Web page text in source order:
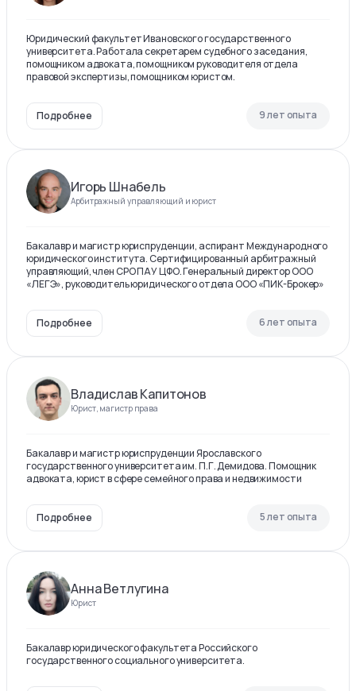
Юридический факультет Ивановского государственного
университета. Работала секретарем судебного заседания,
помощником адвоката, помощником руководителя отдела
правовой экспертизы, помощником юристом.
Подробнее 9 лет опыта
Игорь Шнабель
Арбитражный управляющий и юрист
Бакалавр и магистр юриспруденции, аспирант Международного
юридического института. Сертифицированный арбитражный
управляющий, член СРО ПАУ ЦФО. Генеральный директор ООО
«ЛЕГЭ», руководитель юридического отдела ООО «ПИК-Брокер»
Подробнее 6 лет опыта
Владислав Капитонов
Юрист, магистр права
Бакалавр и магистр юриспруденции Ярославского
государственного университета им. П.Г. Демидова. Помощник
адвоката, юрист в сфере семейного права и недвижимости
Подробнее 5 лет опыта
Анна Ветлугина
Юрист
Бакалавр юридического факультета Российского
государственного социального университета.